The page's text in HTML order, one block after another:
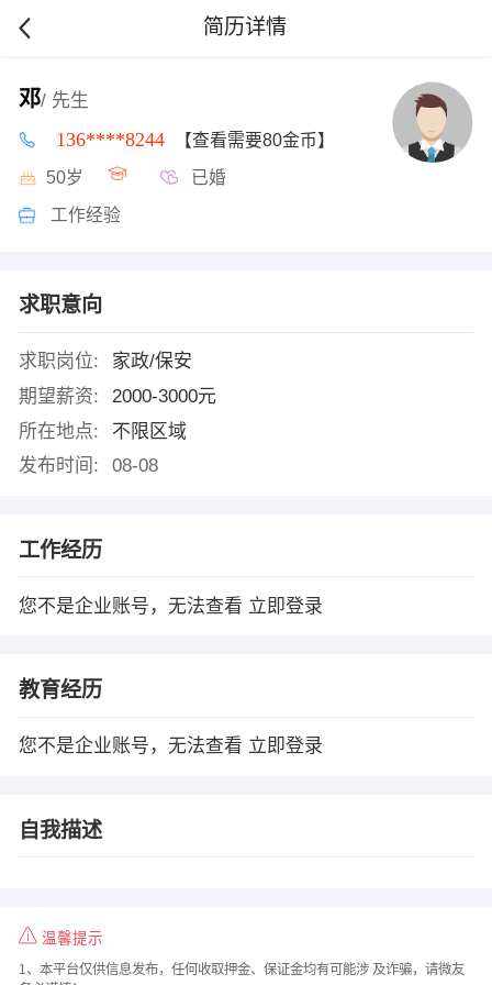
简历详情
邓/ 先生
136****8244 【查看需要80金币】
50岁 已婚
工作经验
求职意向
求职岗位:
家政/保安
期望薪资:
2000-3000元
所在地点:
不限区域
发布时间:
08-08
工作经历
您不是企业账号，无法查看 立即登录
教育经历
您不是企业账号，无法查看 立即登录
自我描述
温馨提示
1、本平台仅供信息发布，任何收取押金、保证金均有可能涉 及诈骗，请微友